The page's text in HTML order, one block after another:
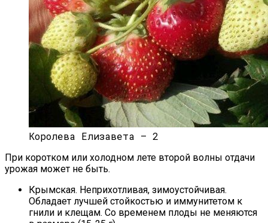
Королева Елизавета – 2
При коротком или холодном лете второй волны отдачи
урожая может не быть.
Крымская. Неприхотливая, зимоустойчивая.
Обладает лучшей стойкостью и иммунитетом к
гнили и клещам. Со временем плоды не меняются